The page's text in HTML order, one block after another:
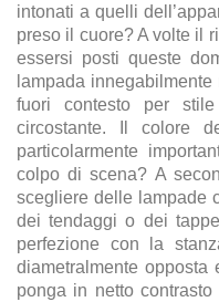
intonati a quelli
preso il cuore? A volte il
essersi posti queste
lampada
fuori contesto per
circostante. Il colore
particolarmente
colpo di scena? A
scegliere delle lampade
dei tendaggi o dei
perfezione con la
diametralmente
ponga in netto